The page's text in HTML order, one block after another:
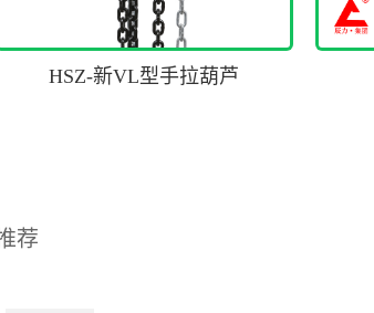
HSZ-新VL型手拉葫芦
荐